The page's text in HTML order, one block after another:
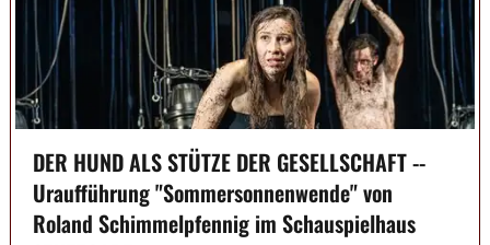
DER HUND ALS STÜTZE DER GESELLSCHAFT --
Uraufführung "Sommersonnenwende" von
Roland Schimmelpfennig im Schauspielhaus